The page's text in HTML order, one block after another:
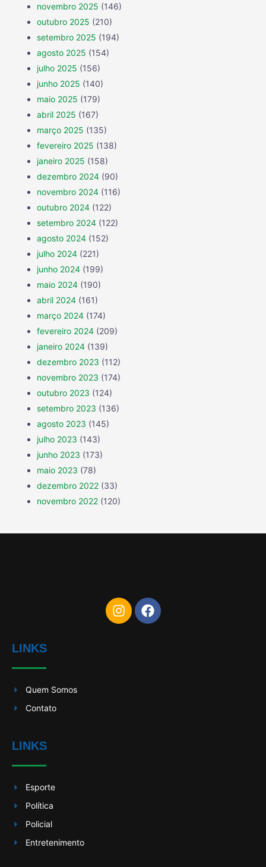
novembro 2025 (146)
outubro 2025 (210)
setembro 2025 (194)
agosto 2025 (154)
julho 2025 (156)
junho 2025 (140)
maio 2025 (179)
abril 2025 (167)
março 2025 (135)
fevereiro 2025 (138)
janeiro 2025 (158)
dezembro 2024 (90)
novembro 2024 (116)
outubro 2024 (122)
setembro 2024 (122)
agosto 2024 (152)
julho 2024 (221)
junho 2024 (199)
maio 2024 (190)
abril 2024 (161)
março 2024 (174)
fevereiro 2024 (209)
janeiro 2024 (139)
dezembro 2023 (112)
novembro 2023 (174)
outubro 2023 (124)
setembro 2023 (136)
agosto 2023 (145)
julho 2023 (143)
junho 2023 (173)
maio 2023 (78)
dezembro 2022 (33)
novembro 2022 (120)
LINKS
Quem Somos
Contato
LINKS
Esporte
Política
Policial
Entretenimento